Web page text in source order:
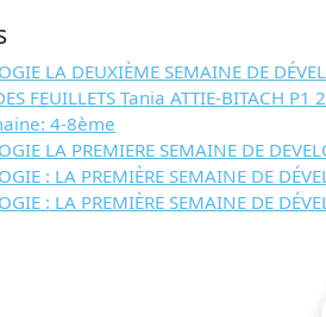
LA DEUXIÈME SEMAINE DE
FEUILLETS Tania ATTIE-
4-8ème
LA PREMIERE SEMAINE DE
: LA PREMIÈRE SEMAINE DE
: LA PREMIÈRE SEMAINE DE